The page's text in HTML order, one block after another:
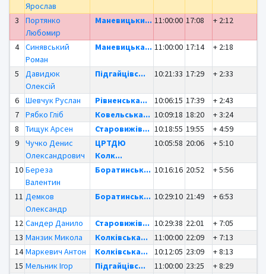
Ярослав
3
Портянко
Любомир
Маневицьки... 11:00:00 17:08 + 2:12
4
Синявський
Роман
Маневицька... 11:00:00 17:14 + 2:18
5
Давидюк
Олексій
Підгайцівс... 10:21:33 17:29 + 2:33
6 Шевчук Руслан Рівненська... 10:06:15 17:39
+ 2:43
7
Рябко Гліб Ковельська... 10:09:18 18:20
+ 3:24
8
Тищук Арсен Старовижів... 10:18:55 19:55
+ 4:59
9
Чучко Денис
Олександрович
ЦРТДЮ
Колк...
10:05:58 20:06 + 5:10
10 Береза
Валентин
Боратинськ... 10:16:16 20:52 + 5:56
11 Демков
Олександр
Боратинськ... 10:29:10 21:49 + 6:53
12 Сандер Данило Старовижів... 10:29:38 22:01
+ 7:05
13 Манзик Микола Колківська... 11:00:00 22:09
+ 7:13
14 Маркевич Антон Колківська... 10:12:05 23:09
+ 8:13
15 Мельник Ігор Підгайцівс... 11:00:00 23:25
+ 8:29